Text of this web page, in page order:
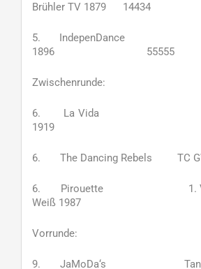
Brühler TV 1879 14434
5. IndepenDance
1896 55555
Zwischenrunde:
6. La Vida TSA d.
1919
6. The Dancing Rebels TC
6. Pirouette 1.
Weiß 1987
Vorrunde:
9. JaMoDa‘s